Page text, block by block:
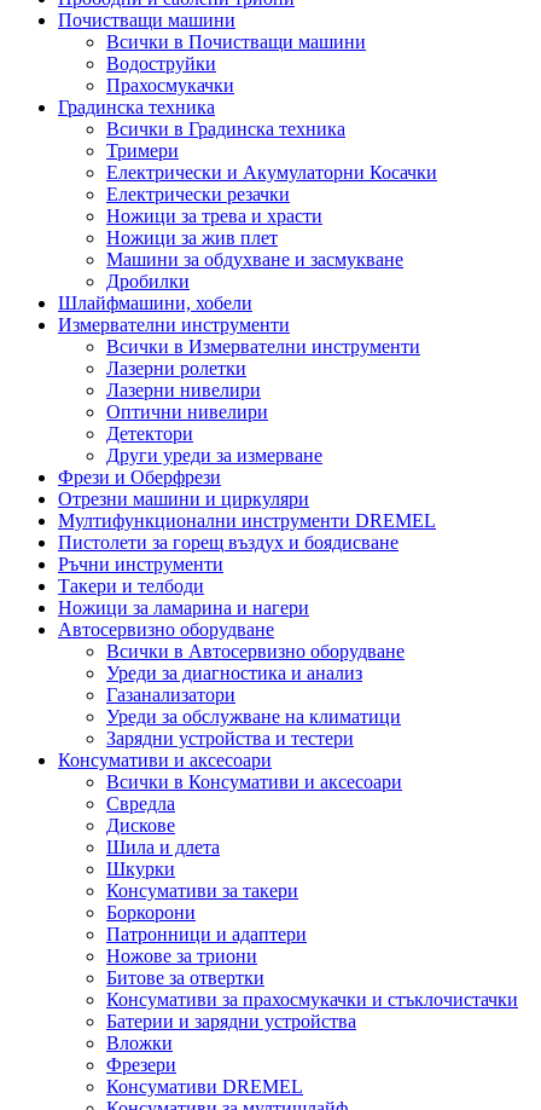
Почистващи машини
Всички в Почистващи машини
Водоструйки
Прахосмукачки
Градинска техника
Всички в Градинска техника
Тримери
Електрически и Акумулаторни Косачки
Електрически резачки
Ножици за трева и храсти
Ножици за жив плет
Машини за обдухване и засмукване
Дробилки
Шлайфмашини, хобели
Измервателни инструменти
Всички в Измервателни инструменти
Лазерни ролетки
Лазерни нивелири
Оптични нивелири
Детектори
Други уреди за измерване
Фрези и Оберфрези
Отрезни машини и циркуляри
Мултифункционални инструменти DREMEL
Пистолети за горещ въздух и боядисване
Ръчни инструменти
Такери и телбоди
Ножици за ламарина и нагери
Автосервизно оборудване
Всички в Автосервизно оборудване
Уреди за диагностика и анализ
Газанализатори
Уреди за обслужване на климатици
Зарядни устройства и тестери
Консумативи и аксесоари
Всички в Консумативи и аксесоари
Свредла
Дискове
Шила и длета
Шкурки
Консумативи за такери
Боркорони
Патронници и адаптери
Ножове за триони
Битове за отвертки
Консумативи за прахосмукачки и стъклочистачки
Батерии и зарядни устройства
Вложки
Фрезери
Консумативи DREMEL